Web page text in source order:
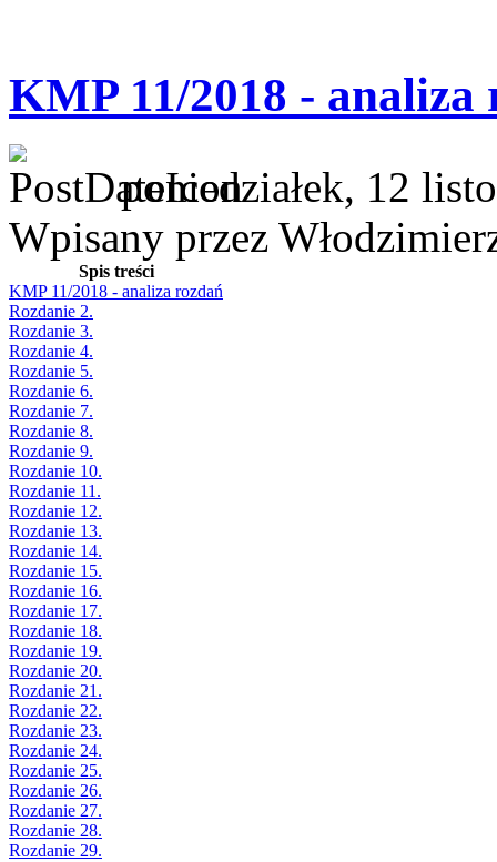
KMP 11/2018 - analiza
poniedziałek, 12
Wpisany przez
Spis treści
KMP 11/2018 - analiza rozdań
Rozdanie 2.
Rozdanie 3.
Rozdanie 4.
Rozdanie 5.
Rozdanie 6.
Rozdanie 7.
Rozdanie 8.
Rozdanie 9.
Rozdanie 10.
Rozdanie 11.
Rozdanie 12.
Rozdanie 13.
Rozdanie 14.
Rozdanie 15.
Rozdanie 16.
Rozdanie 17.
Rozdanie 18.
Rozdanie 19.
Rozdanie 20.
Rozdanie 21.
Rozdanie 22.
Rozdanie 23.
Rozdanie 24.
Rozdanie 25.
Rozdanie 26.
Rozdanie 27.
Rozdanie 28.
Rozdanie 29.